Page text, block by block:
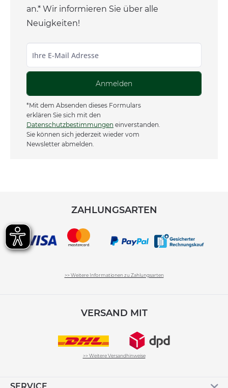
an.* Wir informieren Sie über alle
Neuigkeiten!
Anmelden
*Mit dem Absenden dieses Formulars
erklären Sie sich mit den
Datenschutzbestimmungen einverstanden.
Sie können sich jederzeit wieder vom
Newsletter abmelden.
ZAHLUNGSARTEN
>> Weitere Informationen zu Zahlungsarten
VERSAND MIT
>> Weitere Versandhinweise